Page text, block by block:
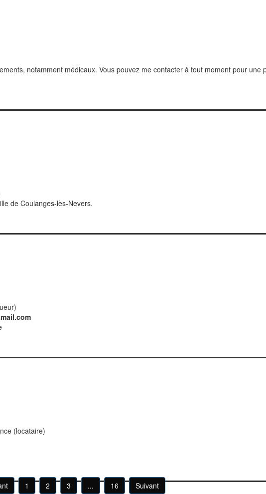
notamment médicaux. Vous pouvez me contacter à tout moment pour une
de Coulanges-lès-Nevers.
(locataire)
1 2 3 ... 16 Suivant